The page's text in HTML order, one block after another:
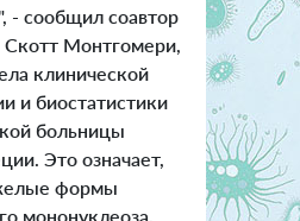
- сообщил соавтор
Скотт Монтгомери,
клинической
и биостатистики
больницы
Это означает,
формы
мононуклеоза,